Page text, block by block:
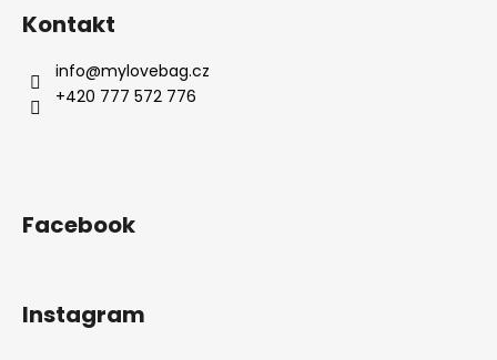
Kontakt
info@mylovebag.cz
+420 777 572 776
Facebook
Instagram